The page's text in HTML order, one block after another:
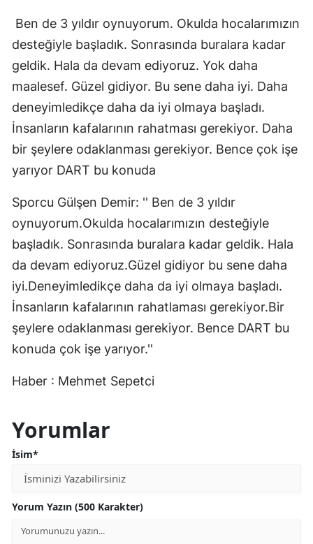
Ben de 3 yıldır oynuyorum. Okulda hocalarımızın
desteğiyle başladık. Sonrasında buralara kadar
geldik. Hala da devam ediyoruz. Yok daha
maalesef. Güzel gidiyor. Bu sene daha iyi. Daha
deneyimledikçe daha da iyi olmaya başladı.
İnsanların kafalarının rahatması gerekiyor. Daha
bir şeylere odaklanması gerekiyor. Bence çok işe
yarıyor DART bu konuda
Sporcu Gülşen Demir: '' Ben de 3 yıldır
oynuyorum.Okulda hocalarımızın desteğiyle
başladık. Sonrasında buralara kadar geldik. Hala
da devam ediyoruz.Güzel gidiyor bu sene daha
iyi.Deneyimledikçe daha da iyi olmaya başladı.
İnsanların kafalarının rahatlaması gerekiyor.Bir
şeylere odaklanması gerekiyor. Bence DART bu
konuda çok işe yarıyor.''
Haber : Mehmet Sepetci
Yorumlar
İsim*
Yorum Yazın (500 Karakter)